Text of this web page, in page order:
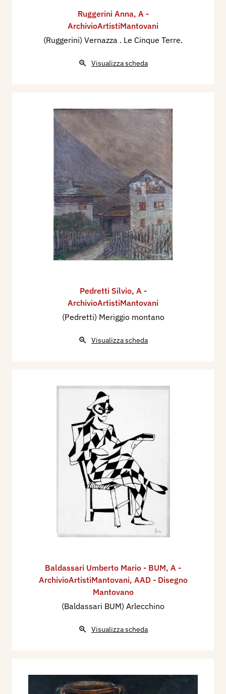
Ruggerini Anna, A -
ArchivioArtistiMantovani
(Ruggerini) Vernazza . Le Cinque Terre.
Visualizza scheda
Pedretti Silvio, A -
ArchivioArtistiMantovani
(Pedretti) Meriggio montano
Visualizza scheda
Baldassari Umberto Mario - BUM, A -
ArchivioArtistiMantovani, AAD - Disegno
Mantovano
(Baldassari BUM) Arlecchino
Visualizza scheda